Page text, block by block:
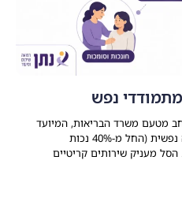
נפש
מטעם משרד הבריאות, המיועד
לאנשים המתמודדים עם מגבלה נפשית (החל מ-40% נכות
מעניק שירותים קריטיים
ולבנות חיים עצמאיים,